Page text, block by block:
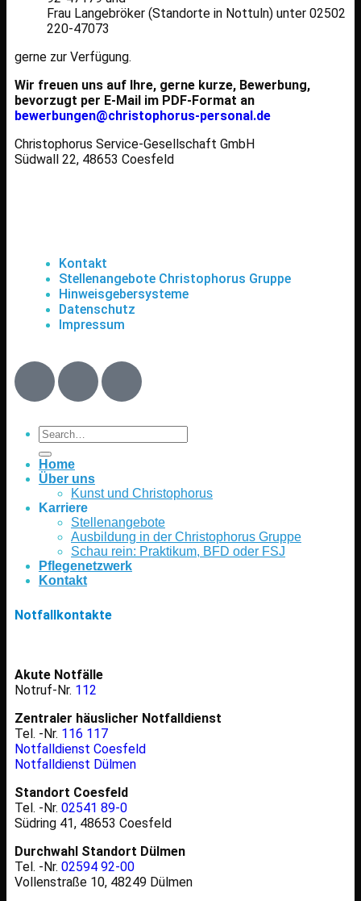
Frau Langebröker (Standorte in Nottuln) unter 02502
220-47073
gerne zur Verfügung.
Wir freuen uns auf Ihre, gerne kurze, Bewerbung,
bevorzugt per E-Mail im PDF-Format an
bewerbungen@christophorus-personal.de
Christophorus Service-Gesellschaft GmbH
Südwall 22, 48653 Coesfeld
Kontakt
Stellenangebote Christophorus Gruppe
Hinweisgebersysteme
Datenschutz
Impressum
Home
Über uns
Kunst und Christophorus
Karriere
Stellenangebote
Ausbildung in der Christophorus Gruppe
Schau rein: Praktikum, BFD oder FSJ
Pflegenetzwerk
Kontakt
Notfallkontakte
Akute Notfälle
Notruf-Nr. 112
Zentraler häuslicher Notfalldienst
Tel. -Nr. 116 117
Notfalldienst Coesfeld
Notfalldienst Dülmen
Standort Coesfeld
Tel. -Nr. 02541 89-0
Südring 41, 48653 Coesfeld
Durchwahl Standort Dülmen
Tel. -Nr. 02594 92-00
Vollenstraße 10, 48249 Dülmen